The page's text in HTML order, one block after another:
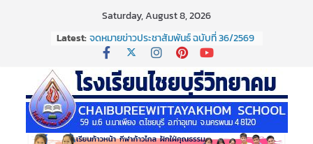
Saturday, August 8, 2026
Latest: จดหมายข่าวประชาสัมพันธ์ ฉบับที่ 36/2569
ประจำเดือนมิถุนายน 2569
กิจกรรมวันสุนทรภู่ ประจำปี ๒๕๖๙
จดหมายข่าวประชาสัมพันธ์ ฉบับที่ 38/2569
ประจำเดือนมิถุนายน 2569
จดหมายข่าวประชาสัมพันธ์ ฉบับที่ 37/2569
ประจำเดือนมิถุนายน 2569